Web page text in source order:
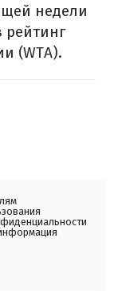
недели
рейтинг
(WTA).